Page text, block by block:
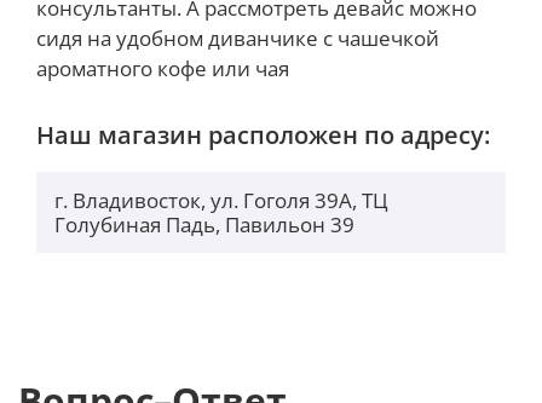
консультанты. А рассмотреть девайс можно
сидя на удобном диванчике с чашечкой
ароматного кофе или чая
Наш магазин расположен по адресу:
г. Владивосток, ул. Гоголя 39А, ТЦ
Голубиная Падь, Павильон 39